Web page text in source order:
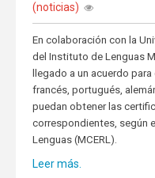
(noticias)
En colaboración con la
del Instituto de Lenguas
llegado a un acuerdo
francés, portugués,
puedan obtener las
correspondientes, según
Lenguas (MCERL).
Leer más.